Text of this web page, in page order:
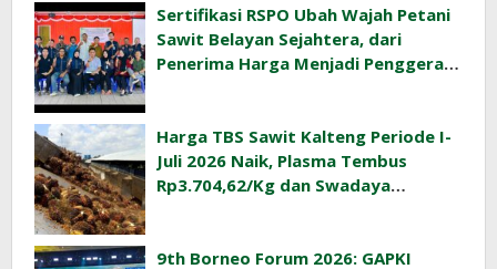
Sertifikasi RSPO Ubah Wajah Petani
Sawit Belayan Sejahtera, dari
Penerima Harga Menjadi Penggerak
Harga TBS Sawit Kalteng Periode I-
Juli 2026 Naik, Plasma Tembus
Rp3.704,62/Kg dan Swadaya
9th Borneo Forum 2026: GAPKI